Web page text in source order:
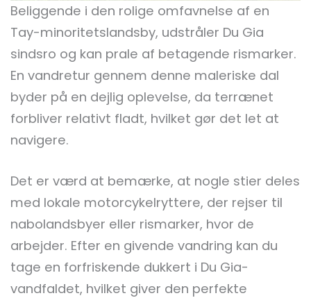
Beliggende i den rolige omfavnelse af en
Tay-minoritetslandsby, udstråler Du Gia
sindsro og kan prale af betagende rismarker.
En vandretur gennem denne maleriske dal
byder på en dejlig oplevelse, da terrænet
forbliver relativt fladt, hvilket gør det let at
navigere.
Det er værd at bemærke, at nogle stier deles
med lokale motorcykelryttere, der rejser til
nabolandsbyer eller rismarker, hvor de
arbejder. Efter en givende vandring kan du
tage en forfriskende dukkert i Du Gia-
vandfaldet, hvilket giver den perfekte